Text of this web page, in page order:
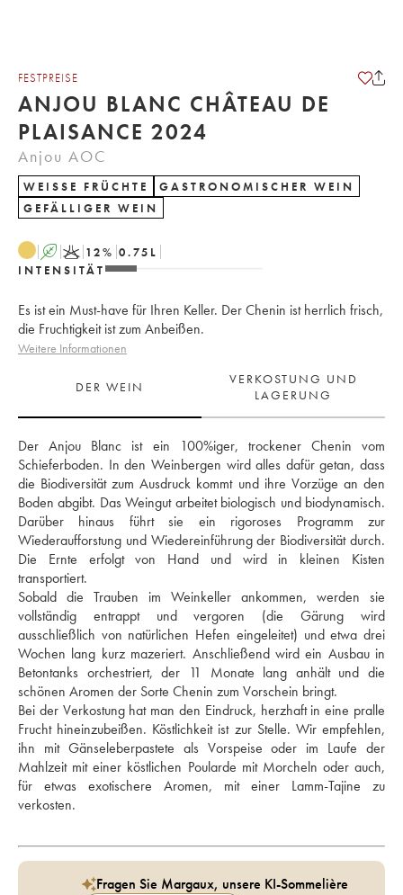
FESTPREISE
ANJOU BLANC CHÂTEAU DE
PLAISANCE 2024
Anjou AOC
WEISSE FRÜCHTE
GASTRONOMISCHER WEIN
GEFÄLLIGER WEIN
A K 12% 0.75 L
INTENSITÄT
Es ist ein Must-have für Ihren Keller. Der Chenin ist herrlich frisch,
die Fruchtigkeit ist zum Anbeißen.
Weitere Informationen
DER WEIN
VERKOSTUNG UND
LAGERUNG
Der Anjou Blanc ist ein 100%iger, trockener Chenin vom
Schieferboden. In den Weinbergen wird alles dafür getan, dass
die Biodiversität zum Ausdruck kommt und ihre Vorzüge an den
Boden abgibt. Das Weingut arbeitet biologisch und biodynamisch.
Darüber hinaus führt sie ein rigoroses Programm zur
Wiederaufforstung und Wiedereinführung der Biodiversität durch.
Die Ernte erfolgt von Hand und wird in kleinen Kisten
transportiert.
Sobald die Trauben im Weinkeller ankommen, werden sie
vollständig entrappt und vergoren (die Gärung wird
ausschließlich von natürlichen Hefen eingeleitet) und etwa drei
Wochen lang kurz mazeriert. Anschließend wird ein Ausbau in
Betontanks orchestriert, der 11 Monate lang anhält und die
schönen Aromen der Sorte Chenin zum Vorschein bringt.
Bei der Verkostung hat man den Eindruck, herzhaft in eine pralle
Frucht hineinzubeißen. Köstlichkeit ist zur Stelle. Wir empfehlen,
ihn mit Gänseleberpastete als Vorspeise oder im Laufe der
Mahlzeit mit einer köstlichen Poularde mit Morcheln oder auch,
für etwas exotischere Aromen, mit einer Lamm-Tajine zu
verkosten.
Fragen Sie Margaux, unsere KI-Sommelière